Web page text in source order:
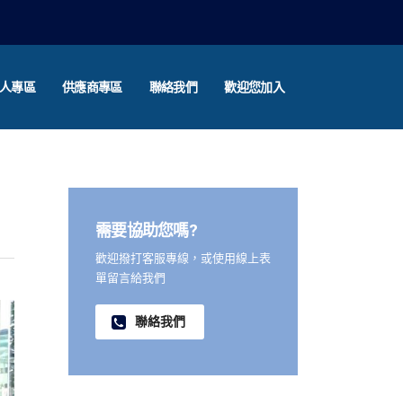
專區 供應商專區 聯絡我們 歡迎您加入
需要協助您嗎?
歡迎撥打客服專線，或使用線上表
單留言給我們
聯絡我們